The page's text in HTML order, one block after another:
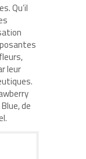
Qu’il
leur
de